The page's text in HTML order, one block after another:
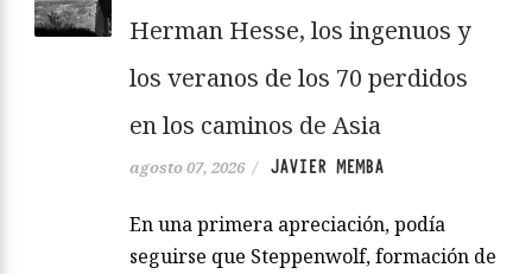
Herman Hesse, los ingenuos y
los veranos de los 70 perdidos
en los caminos de Asia
agosto 07, 2026 / JAVIER MEMBA
En una primera apreciación, podía
seguirse que Steppenwolf, formación de